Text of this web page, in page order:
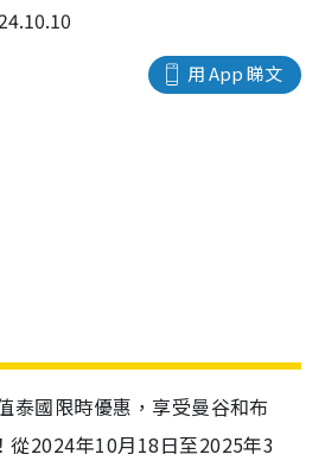
用 App 睇文
泰國限時優惠，享受曼谷和布
從2024年10月18日至2025年3